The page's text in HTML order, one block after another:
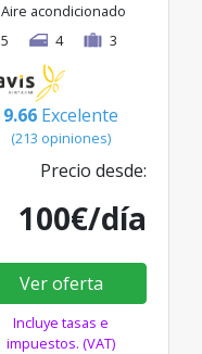
Aire acondicionado
5
4 3
9.66 Excelente
(213 opiniones)
Precio desde:
100€/día
Ver oferta
Incluye tasas e
impuestos. (VAT)